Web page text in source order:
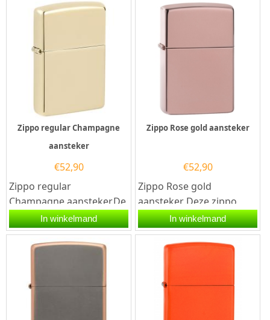
een Smokey Lavender...
Zippo regular Champagne
aansteker
€52,90
Zippo regular
Champagne aansteker.De
Zippo regular
Champagne aansteker
heeft een Champagne...
In winkelmand
Zippo Rose gold aansteker
€52,90
Zippo Rose gold
aansteker Deze zippo
aansteker heeft een
hoogglans roze coating.
Een Zippo...
In winkelmand